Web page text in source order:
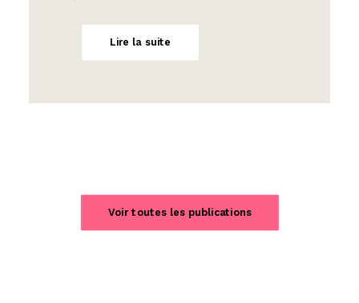
Lire la suite
Voir toutes les publications